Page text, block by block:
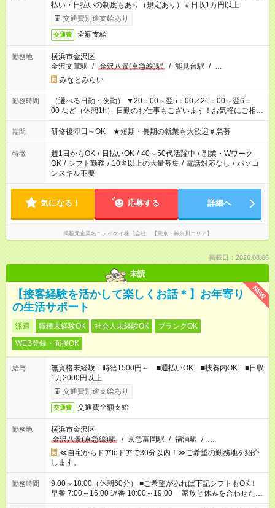
払い・日払いの制度もあり（規定あり）＃日収1万円以上
交通費別途支給あり
交通費 全額支給
勤務地
横浜市金沢区
金沢文庫駅 / 金沢八景(京急線)駅 / 能見台駅 / …
みなとみらい
勤務時間
（選べる日勤・夜勤） ▼20：00～翌5：00／21：00～翌6：
00 など（休憩1h） 日勤のお仕事もございます！お気軽にご相談
ください！
期間 研修後即日～OK ★短期・長期の就業も大歓迎＃急募
特徴 週1日からOK / 日払いOK / 40～50代活躍中 / 副業・Wワーク
OK / シフト勤務 / 10名以上の大量募集 / 電話対応なし / パソコ
ンスキル不要
気になる！ 応募する 詳細へ
掲載元企業名 テイケイ株式会社 【東京・神奈川エリア】
掲載日：2026.08.06
未読
NEW
【接客経験を活かして楽しくお話＊】お年寄り
の生活サポート
派遣 職種未経験OK 社会人未経験OK
ブランクOK
WEB登録・面接OK
給与
無資格未経験：時給1500円～ ■週払いOK ■扶養内OK ■日収
1万2000円以上
交通費別途支給あり
交通費 交通費全額支給
勤務地
横浜市金沢区
金沢八景(京急線)駅
/ 京急富岡駅 / 福浦駅 / …
≪自宅からドアtoドアで30分以内！≫ご希望の勤務地を紹介
します。
勤務時間
9:00～18:00（休憩60分） ■ご希望があれば下記シフトもOK！
早番 7:00～16:00 遅番 10:00～19:00 「家族と休みを合わせた
い」 「余裕を持って夕飯の準備がしたい」 「できれば残業はし